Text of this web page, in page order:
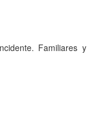
Familiares y